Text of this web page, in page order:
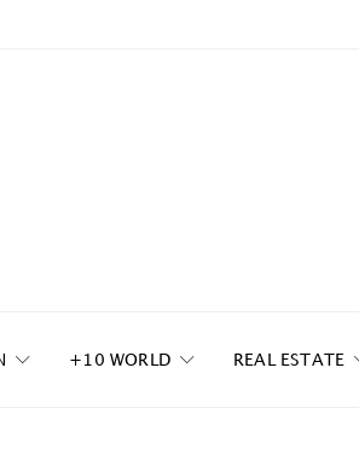
+10 WORLD REAL ESTATE